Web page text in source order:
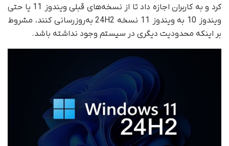
کرد و به کاربران اجازه داد تا از نسخه‌های قبلی ویندوز 11 یا حتی
ویندوز 10 به ویندوز 11 نسخه 24H2 به‌روزرسانی کنند، مشروط
بر اینکه محدودیت دیگری در سیستم وجود نداشته باشد.